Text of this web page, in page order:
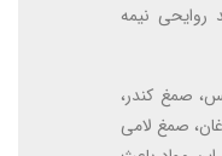
روایحی نیمه
صمغ کندر،
صمغ لامی